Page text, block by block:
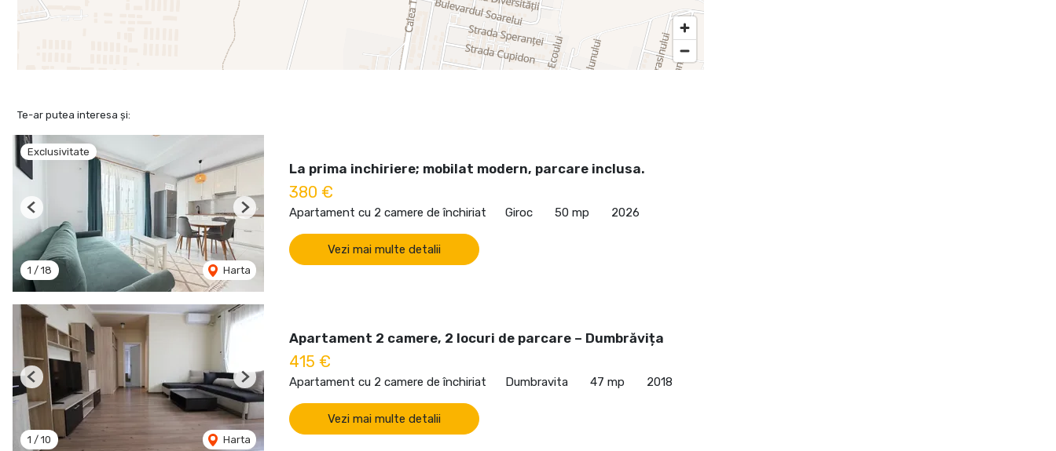
Te-ar putea interesa și:
Exclusivitate
1 / 18 Harta
Previous Next
La prima inchiriere; mobilat modern, parcare inclusa.
380 €
Apartament cu 2 camere de închiriat Giroc 50 mp 2026
Vezi mai multe detalii
1 / 10 Harta
Previous Next
Apartament 2 camere, 2 locuri de parcare – Dumbrăvița
415 €
Apartament cu 2 camere de închiriat Dumbravita 47 mp 2018
Vezi mai multe detalii